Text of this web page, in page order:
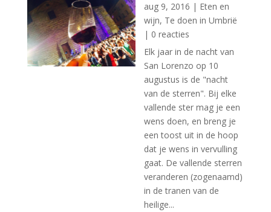
aug 9, 2016 | Eten en
wijn, Te doen in Umbrië
| 0 reacties
Elk jaar in de nacht van
San Lorenzo op 10
augustus is de "nacht
van de sterren". Bij elke
vallende ster mag je een
wens doen, en breng je
een toost uit in de hoop
dat je wens in vervulling
gaat. De vallende sterren
veranderen (zogenaamd)
in de tranen van de
heilige...